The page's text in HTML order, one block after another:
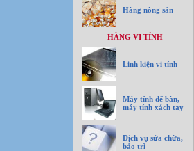
Hàng nông sản
HÀNG VI TÍNH
Linh kiện vi tính
Máy tính để bàn,
máy tính xách tay
Dịch vụ sửa chữa,
bảo trì